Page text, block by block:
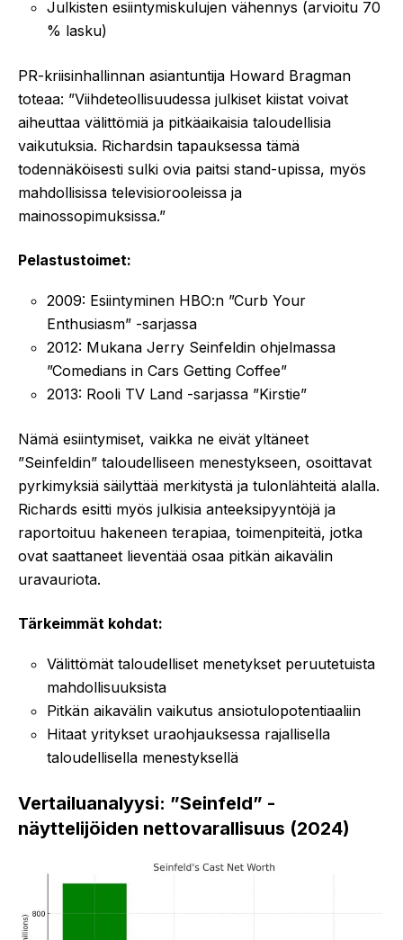
Julkisten esiintymiskulujen vähennys (arvioitu 70
% lasku)
PR-kriisinhallinnan asiantuntija Howard Bragman
toteaa: ”Viihdeteollisuudessa julkiset kiistat voivat
aiheuttaa välittömiä ja pitkäaikaisia taloudellisia
vaikutuksia. Richardsin tapauksessa tämä
todennäköisesti sulki ovia paitsi stand-upissa, myös
mahdollisissa televisiorooleissa ja
mainossopimuksissa.”
Pelastustoimet:
2009: Esiintyminen HBO:n ”Curb Your
Enthusiasm” -sarjassa
2012: Mukana Jerry Seinfeldin ohjelmassa
”Comedians in Cars Getting Coffee”
2013: Rooli TV Land -sarjassa ”Kirstie”
Nämä esiintymiset, vaikka ne eivät yltäneet
”Seinfeldin” taloudelliseen menestykseen, osoittavat
pyrkimyksiä säilyttää merkitystä ja tulonlähteitä alalla.
Richards esitti myös julkisia anteeksipyyntöjä ja
raportoituu hakeneen terapiaa, toimenpiteitä, jotka
ovat saattaneet lieventää osaa pitkän aikavälin
uravauriota.
Tärkeimmät kohdat:
Välittömät taloudelliset menetykset peruutetuista
mahdollisuuksista
Pitkän aikavälin vaikutus ansiotulopotentiaaliin
Hitaat yritykset uraohjauksessa rajallisella
taloudellisella menestyksellä
Vertailuanalyysi: ”Seinfeld” -
näyttelijöiden nettovarallisuus (2024)